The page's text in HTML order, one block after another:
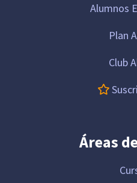
Alumnos
Plan
Club
Áreas